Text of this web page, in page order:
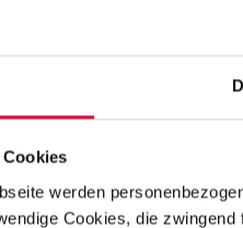
werden
Cookies, die